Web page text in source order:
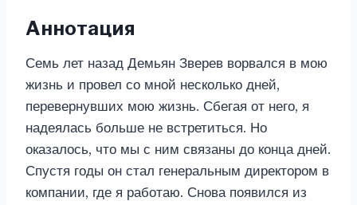
Аннотация
Семь лет назад Демьян Зверев ворвался в мою
жизнь и провел со мной несколько дней,
перевернувших мою жизнь. Сбегая от него, я
надеялась больше не встретиться. Но
оказалось, что мы с ним связаны до конца дней.
Спустя годы он стал генеральным директором в
компании, где я работаю. Снова появился из